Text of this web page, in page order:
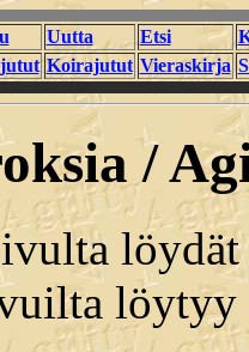
Uutta Etsi
Koirajutut Vieraskirja
/
löytyy